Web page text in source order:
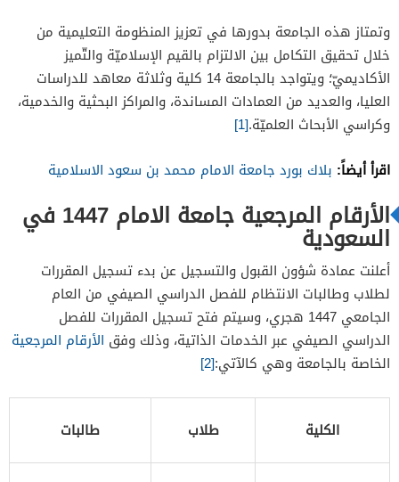
وتمتاز هذه الجامعة بدورها في تعزيز المنظومة التعليمية من
خلال تحقيق التكامل بين الالتزام بالقيم الإسلاميّة والتّميز
الأكاديميّ؛ ويتواجد بالجامعة 14 كلية وثلاثة معاهد للدراسات
العليا، والعديد من العمادات المساندة، والمراكز البحثية والخدمية،
وكراسي الأبحاث العلميّة.[1]
اقرأ أيضاً: بلاك بورد جامعة الامام محمد بن سعود الاسلامية
الأرقام المرجعية جامعة الامام 1447 في
السعودية
أعلنت عمادة شؤون القبول والتسجيل عن بدء تسجيل المقررات
لطلاب وطالبات الانتظام للفصل الدراسي الصيفي من العام
الجامعي 1447 هجري، وسيتم فتح تسجيل المقررات للفصل
الدراسي الصيفي عبر الخدمات الذاتية، وذلك وفق الأرقام المرجعية
الخاصة بالجامعة وهي كالآتي:[2]
الكلية طلاب طالبات